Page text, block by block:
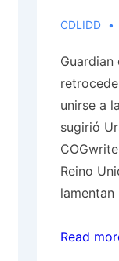
CDLIDD
Guardian
unirse a
sugirió
Reino
Guardian
Read